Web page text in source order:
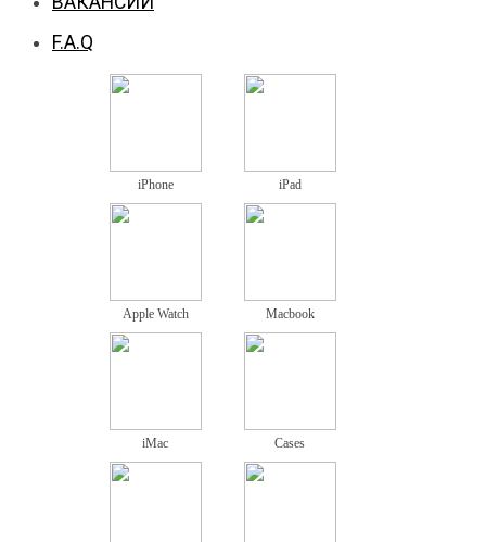
F.A.Q
iPhone iPad
Apple Watch Macbook
iMac Cases